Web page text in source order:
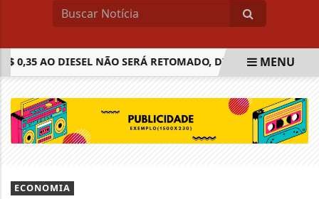
AO DIESEL NÃO SERÁ RETOMADO, DIZ MINISTROMENU
ECONOMIA